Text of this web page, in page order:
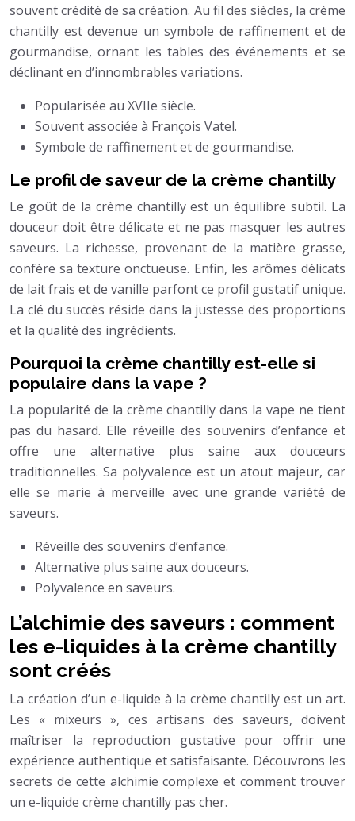
souvent crédité de sa création. Au fil des siècles, la crème
chantilly est devenue un symbole de raffinement et de
gourmandise, ornant les tables des événements et se
déclinant en d’innombrables variations.
Popularisée au XVIIe siècle.
Souvent associée à François Vatel.
Symbole de raffinement et de gourmandise.
Le profil de saveur de la crème chantilly
Le goût de la crème chantilly est un équilibre subtil. La
douceur doit être délicate et ne pas masquer les autres
saveurs. La richesse, provenant de la matière grasse,
confère sa texture onctueuse. Enfin, les arômes délicats
de lait frais et de vanille parfont ce profil gustatif unique.
La clé du succès réside dans la justesse des proportions
et la qualité des ingrédients.
Pourquoi la crème chantilly est-elle si
populaire dans la vape ?
La popularité de la crème chantilly dans la vape ne tient
pas du hasard. Elle réveille des souvenirs d’enfance et
offre une alternative plus saine aux douceurs
traditionnelles. Sa polyvalence est un atout majeur, car
elle se marie à merveille avec une grande variété de
saveurs.
Réveille des souvenirs d’enfance.
Alternative plus saine aux douceurs.
Polyvalence en saveurs.
L’alchimie des saveurs : comment
les e-liquides à la crème chantilly
sont créés
La création d’un e-liquide à la crème chantilly est un art.
Les « mixeurs », ces artisans des saveurs, doivent
maîtriser la reproduction gustative pour offrir une
expérience authentique et satisfaisante. Découvrons les
secrets de cette alchimie complexe et comment trouver
un e-liquide crème chantilly pas cher.